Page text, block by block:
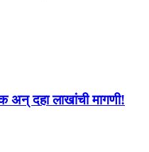
अन् दहा लाखांची मागणी!